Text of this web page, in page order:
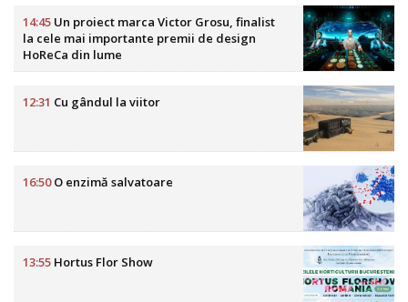
14:45 Un proiect marca Victor Grosu, finalist
la cele mai importante premii de design
HoReCa din lume
12:31 Cu gândul la viitor
16:50O enzimă salvatoare
13:55 Hortus Flor Show